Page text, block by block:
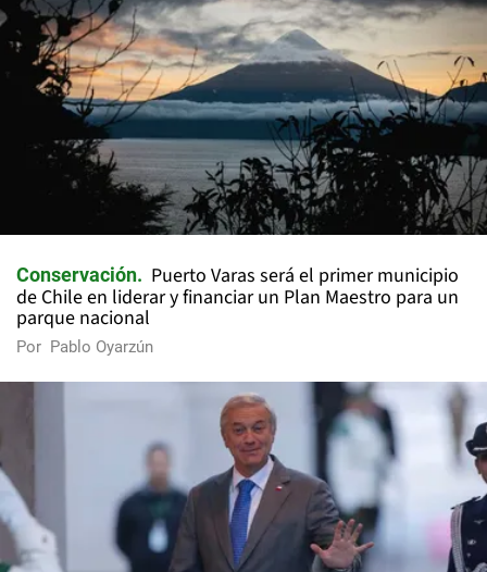
Conservación
Puerto Varas será el primer municipio
de Chile en liderar y financiar un Plan Maestro para un
parque nacional
Por Pablo Oyarzún